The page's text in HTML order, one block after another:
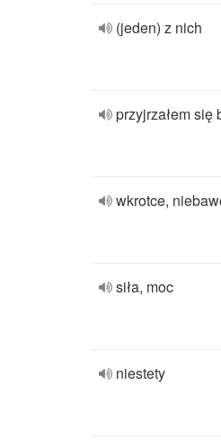
(jeden) z nich
przyjrzałem się
wkrotce,
siła, moc
niestety